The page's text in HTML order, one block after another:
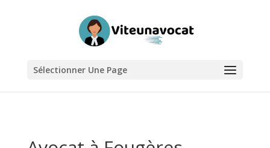
Sélectionner Une Page